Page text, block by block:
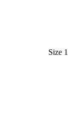
Size